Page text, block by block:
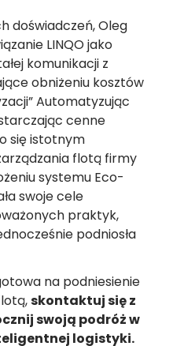
doświadczeń, Oleg
LINQO jako
komunikacji z
obniżeniu kosztów
Automatyzując
cenne
się istotnym
flotą firmy
systemu Eco-
swoje cele
praktyk,
podniosła
na podniesienie
skontaktuj się z
swoją podróż w
logistyki.